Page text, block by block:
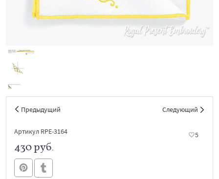
Предыдущий Следующий
Артикул RPE-3164 5
430 руб.